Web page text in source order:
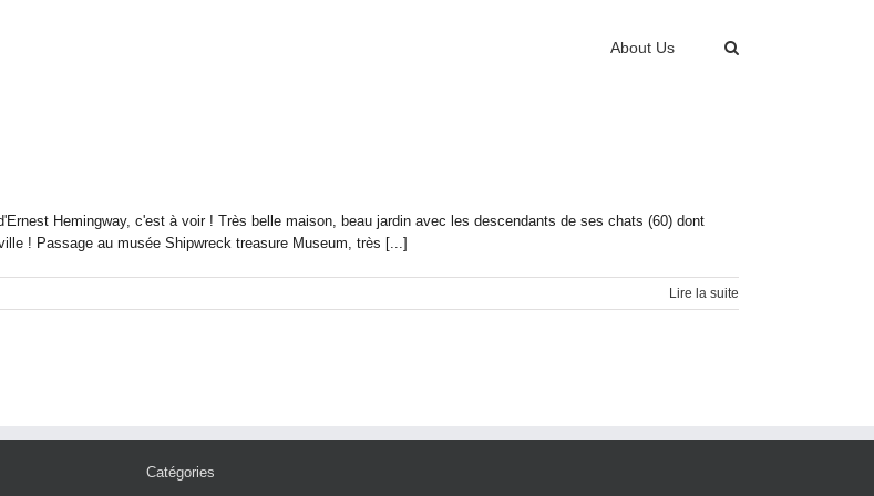
About Us
Hemingway, c'est à voir ! Très belle maison, beau jardin avec les descendants de ses chats (60) dont
! Passage au musée Shipwreck treasure Museum, très [...]
Lire la suite
Catégories